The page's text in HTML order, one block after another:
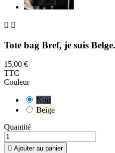
 
Tote bag Bref, je suis Belge.
15,00 €
TTC
Couleur
Noir
Beige
Quantité
 Ajouter au panier